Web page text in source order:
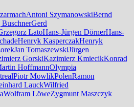
Antoni SzymanowskiBernd
BuschnerGerd
LatoHans-Jürgen DörnerHans-
Henryk KasperczakHenryk
Jan TomaszewskiJürgen
GorskiKazimierz KmiecikKonrad
HoffmannOlympia
Piotr MowlikPolenRamon
LauckWilfried
Wolfram LöweZygmunt Maszczyk